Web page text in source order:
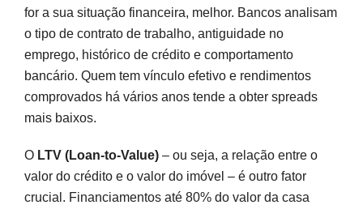
for a sua situação financeira, melhor. Bancos analisam
o tipo de contrato de trabalho, antiguidade no
emprego, histórico de crédito e comportamento
bancário. Quem tem vínculo efetivo e rendimentos
comprovados há vários anos tende a obter spreads
mais baixos.
O LTV (Loan-to-Value) – ou seja, a relação entre o
valor do crédito e o valor do imóvel – é outro fator
crucial. Financiamentos até 80% do valor da casa